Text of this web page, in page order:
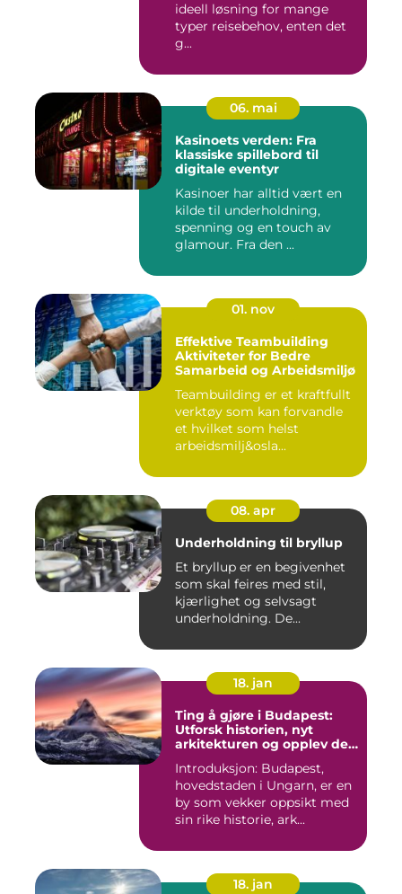
ideell løsning for mange
typer reisebehov, enten det
g...
06. mai
Kasinoets verden: Fra
klassiske spillebord til
digitale eventyr
Kasinoer har alltid vært en
kilde til underholdning,
spenning og en touch av
glamour. Fra den ...
01. nov
Effektive Teambuilding
Aktiviteter for Bedre
Samarbeid og Arbeidsmiljø
Teambuilding er et kraftfullt
verktøy som kan forvandle
et hvilket som helst
arbeidsmilj&osla...
08. apr
Underholdning til bryllup
Et bryllup er en begivenhet
som skal feires med stil,
kjærlighet og selvsagt
underholdning. De...
18. jan
Ting å gjøre i Budapest:
Utforsk historien, nyt
arkitekturen og opplev det
Introduksjon: Budapest,
hovedstaden i Ungarn, er en
by som vekker oppsikt med
sin rike historie, ark...
18. jan